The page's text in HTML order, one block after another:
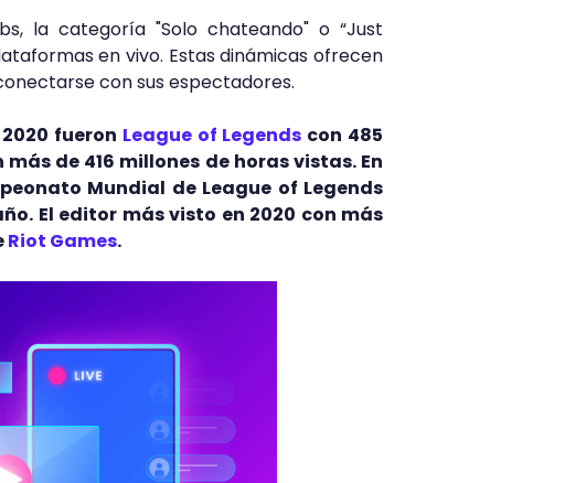
la categoría "Solo chateando" o “Just
en vivo. Estas dinámicas ofrecen
con sus espectadores.
fueron League of Legends con 485
de 416 millones de horas vistas. En
Mundial de League of Legends
El editor más visto en 2020 con más
Riot Games.